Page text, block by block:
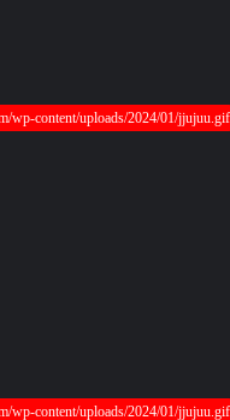
wp-content/uploads/2024/01/jjujuu.gif
wp-content/uploads/2024/01/jjujuu.gif